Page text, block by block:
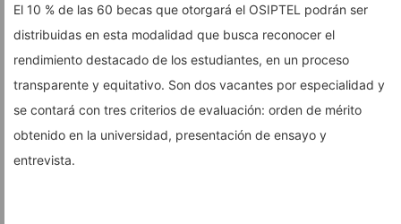
El 10 % de las 60 becas que otorgará el OSIPTEL podrán ser
distribuidas en esta modalidad que busca reconocer el
rendimiento destacado de los estudiantes, en un proceso
transparente y equitativo. Son dos vacantes por especialidad y
se contará con tres criterios de evaluación: orden de mérito
obtenido en la universidad, presentación de ensayo y
entrevista.